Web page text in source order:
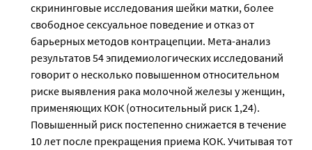
скрининговые исследования шейки матки, более
свободное сексуальное поведение и отказ от
барьерных методов контрацепции. Мета-анализ
результатов 54 эпидемиологических исследований
говорит о несколько повышенном относительном
риске выявления рака молочной железы у женщин,
применяющих КОК (относительный риск 1,24).
Повышенный риск постепенно снижается в течение
10 лет после прекращения приема КОК. Учитывая тот